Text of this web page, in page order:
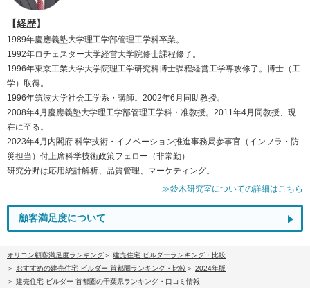
【経歴】
1989年慶應義塾大学理工学部管理工学科卒業。
1992年ロチェスター大学経営大学院修士課程修了。
1996年東京工業大学大学院理工学研究科博士課程経営工学専攻修了。博士（工
学）取得。
1996年筑波大学社会工学系・講師。2002年6月同助教授。
2008年4月慶應義塾大学理工学部管理工学科・准教授。2011年4月同教授、現
在に至る。
2023年4月内閣府 科学技術・イノベーション推進事務局参事官（インフラ・防
災担当）付上席科学技術政策フェロー（非常勤）
研究分野は応用統計解析、品質管理、マーケティング。
≫鈴木研究室についての詳細はこちら
顧客満足度について
オリコン顧客満足度ランキング
建売住宅 ビルダーランキング・比較
おすすめの建売住宅 ビルダー 首都圏ランキング・比較
2024年版
建売住宅 ビルダー 首都圏の千葉県ランキング・口コミ情報